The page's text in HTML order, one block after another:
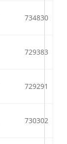
734830
729383
729291
730302